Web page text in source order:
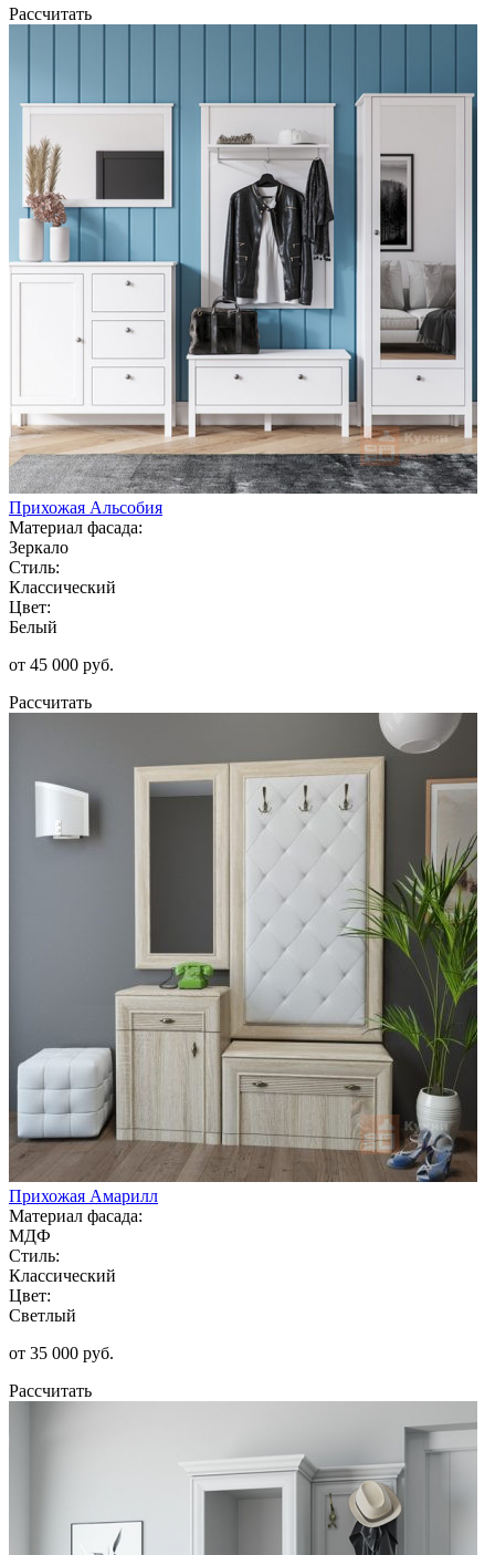
Рассчитать
Прихожая Альсобия
Материал фасада:
Зеркало
Стиль:
Классический
Цвет:
Белый
от 45 000 руб.
Рассчитать
Прихожая Амарилл
Материал фасада:
МДФ
Стиль:
Классический
Цвет:
Светлый
от 35 000 руб.
Рассчитать